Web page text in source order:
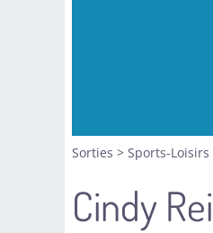
Sorties > Sports-Loisirs
Cindy